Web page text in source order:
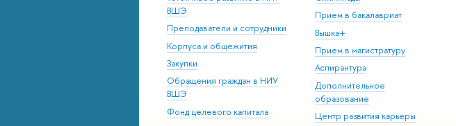
ВШЭ
Преподаватели и сотрудники
Корпуса и общежития
Закупки
Обращения граждан в НИУ
ВШЭ
Фонд целевого капитала
Прием в бакалавриат
Вышка+
Прием в магистратуру
Аспирантура
Дополнительное
образование
Центр развития карьеры